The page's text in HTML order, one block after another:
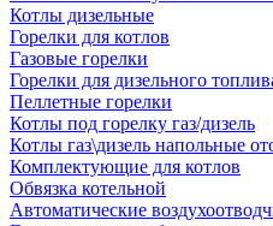
Котлы дизельные
Горелки для котлов
Газовые горелки
Горелки для дизельного
Пеллетные горелки
Котлы под горелку газ/дизель
Котлы газ\дизель напольные
Комплектующие для котлов
Обвязка котельной
Автоматические